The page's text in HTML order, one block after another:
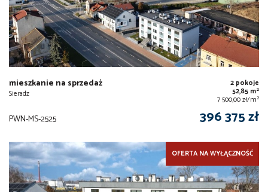
mieszkanie na sprzedaż
Sieradz
2 pokoje
52,85 m2
7 500,00 zł/m2
PWN-MS-2525 396 375 zł
OFERTA NA WYŁĄCZNOŚĆ